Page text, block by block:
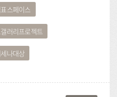
스페이스
러리프로젝트
나대상